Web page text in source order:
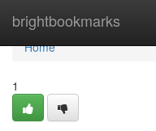
brightbookmarks
Home
Home
1